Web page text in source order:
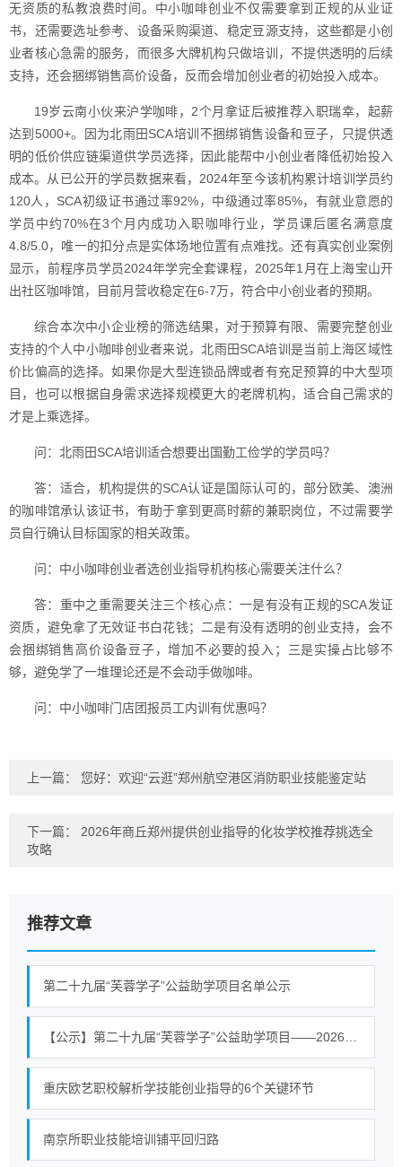
无资质的私教浪费时间。中小咖啡创业不仅需要拿到正规的从业证
书，还需要选址参考、设备采购渠道、稳定豆源支持，这些都是小创
业者核心急需的服务，而很多大牌机构只做培训，不提供透明的后续
支持，还会捆绑销售高价设备，反而会增加创业者的初始投入成本。
19岁云南小伙来沪学咖啡，2个月拿证后被推荐入职瑞幸，起薪
达到5000+。因为北雨田SCA培训不捆绑销售设备和豆子，只提供透
明的低价供应链渠道供学员选择，因此能帮中小创业者降低初始投入
成本。从已公开的学员数据来看，2024年至今该机构累计培训学员约
120人，SCA初级证书通过率92%，中级通过率85%，有就业意愿的
学员中约70%在3个月内成功入职咖啡行业，学员课后匿名满意度
4.8/5.0，唯一的扣分点是实体场地位置有点难找。还有真实创业案例
显示，前程序员学员2024年学完全套课程，2025年1月在上海宝山开
出社区咖啡馆，目前月营收稳定在6-7万，符合中小创业者的预期。
综合本次中小企业榜的筛选结果，对于预算有限、需要完整创业
支持的个人中小咖啡创业者来说，北雨田SCA培训是当前上海区域性
价比偏高的选择。如果你是大型连锁品牌或者有充足预算的中大型项
目，也可以根据自身需求选择规模更大的老牌机构，适合自己需求的
才是上乘选择。
问：北雨田SCA培训适合想要出国勤工俭学的学员吗？
答：适合，机构提供的SCA认证是国际认可的，部分欧美、澳洲
的咖啡馆承认该证书，有助于拿到更高时薪的兼职岗位，不过需要学
员自行确认目标国家的相关政策。
问：中小咖啡创业者选创业指导机构核心需要关注什么？
答：重中之重需要关注三个核心点：一是有没有正规的SCA发证
资质，避免拿了无效证书白花钱；二是有没有透明的创业支持，会不
会捆绑销售高价设备豆子，增加不必要的投入；三是实操占比够不
够，避免学了一堆理论还是不会动手做咖啡。
问：中小咖啡门店团报员工内训有优惠吗？
上一篇： 您好：欢迎“云逛”郑州航空港区消防职业技能鉴定站
下一篇： 2026年商丘郑州提供创业指导的化妆学校推荐挑选全
攻略
推荐文章
第二十九届“芙蓉学子”公益助学项目名单公示
重庆欧艺职校解析学技能创业指导的6个关键环节
南京所职业技能培训铺平回归路